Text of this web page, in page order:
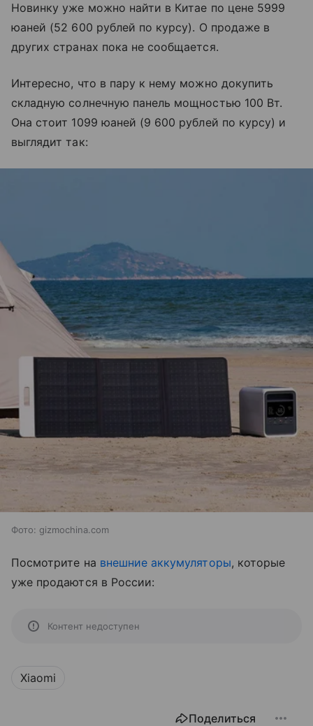
Новинку уже можно найти в Китае по цене 5999
юаней (52 600 рублей по курсу). О продаже в
других странах пока не сообщается.
Интересно, что в пару к нему можно докупить
складную солнечную панель мощностью 100 Вт.
Она стоит 1099 юаней (9 600 рублей по курсу) и
выглядит так:
Фото: gizmochina.com
Посмотрите на внешние аккумуляторы, которые
уже продаются в России:
Контент недоступен
Xiaomi
Поделиться